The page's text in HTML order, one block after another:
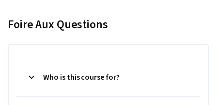
Foire Aux Questions
Who is this course for?